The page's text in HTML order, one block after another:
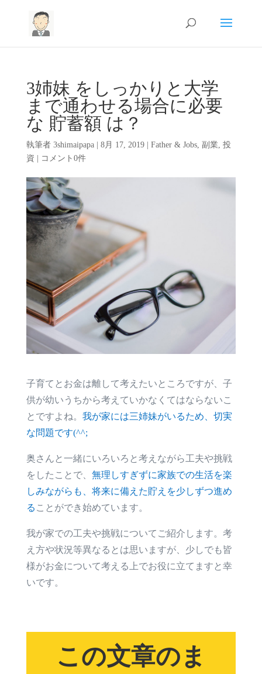
3姉妹 をしっかりと大学
まで通わせる場合に必要
な 貯蓄額 は？
執筆者 3shimaipapa| 8月 17, 2019| Father & Jobs, 副業, 投
資
コメント0件
子育てとお金は離して考えたいところですが、子
供が幼いうちから考えていかなくてはならないこ
とですよね。 我が家には三姉妹がいるため、切実
な問題です(^^;
奥さんと一緒にいろいろと考えながら工夫や挑戦
をしたことで、 無理しすぎずに家族での生活を楽
しみながらも、将来に備えた貯えを少しずつ進め
る ことができ始めています。
我が家での工夫や挑戦についてご紹介します。考
え方や状況等異なるとは思いますが、少しでも皆
様がお金について考える上でお役に立てますと幸
いです。
この文章のま